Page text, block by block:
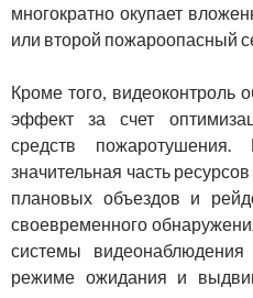
многократно окупает
или второй пожароопасный
Кроме того, видеоконтроль
эффект за счет
средств пожаротушения.
значительная часть
плановых объездов и
своевременного
системы
режиме ожидания и